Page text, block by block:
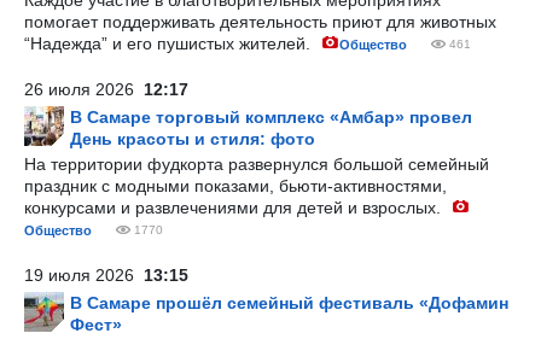
помогает поддерживать деятельность приют для животных
“Надежда” и его пушистых жителей.
Общество 461
26 июля 2026 12:17
В Самаре торговый комплекс «Амбар» провел
День красоты и стиля: фото
На территории фудкорта развернулся большой семейный
праздник с модными показами, бьюти-активностями,
конкурсами и развлечениями для детей и взрослых.
Общество 1770
19 июля 2026 13:15
В Самаре прошёл семейный фестиваль «Дофамин
Фест»